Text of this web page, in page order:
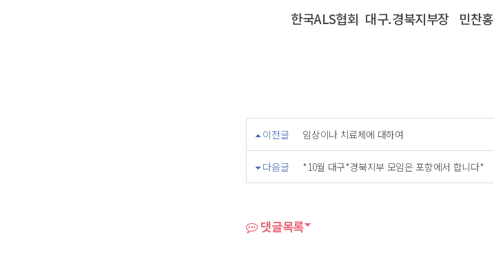
한국ALS협회 대구.경북지부장 민찬홍
이전글 임상이나 치료제에 대하여
다음글 *10월 대구*경북지부 모임은 포항에서 합니다*
댓글목록